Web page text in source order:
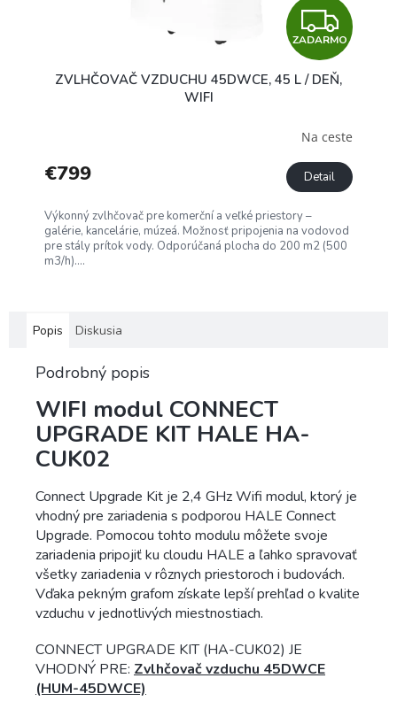
Z
A
D
A
R
O
ZADARMO
ZVLHČOVAČ VZDUCHU 45DWCE, 45 L / DEŇ,
WIFI
Na ceste
€799 Detail
Výkonný zvlhčovač pre komerční a veľké priestory –
galérie, kancelárie, múzeá. Možnosť pripojenia na vodovod
pre stály prítok vody. Odporúčaná plocha do 200 m2 (500
m3/h)....
Popis Diskusia
Podrobný popis
WIFI modul CONNECT
UPGRADE KIT HALE HA-
CUK02
Connect Upgrade Kit je 2,4 GHz Wifi modul, ktorý je
vhodný pre zariadenia s podporou HALE Connect
Upgrade. Pomocou tohto modulu môžete svoje
zariadenia pripojiť ku cloudu HALE a ľahko spravovať
všetky zariadenia v rôznych priestoroch i budovách.
Vďaka pekným grafom získate lepší prehľad o kvalite
vzduchu v jednotlivých miestnostiach.
CONNECT UPGRADE KIT (HA-CUK02) JE
VHODNÝ PRE: Zvlhčovač vzduchu 45DWCE
(HUM-45DWCE)